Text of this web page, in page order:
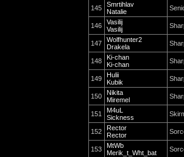
145
Smrtihlav
Natalie
146
Vasilij
Vasilij
147
Wolfhunter2
Drakela
148
Ki-chan
Ki-chan
149
Hulii
Kubik
150
Nikita
Miremel
151
M4uL
Sickness
152
Rector
Rector
153
MtWb
Merik_t_Wht_bat